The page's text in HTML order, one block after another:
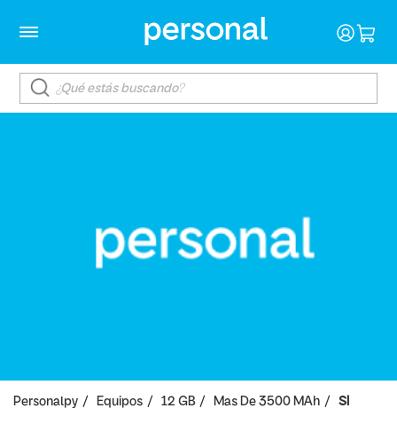
Personalpy Equipos 12 GB Mas De 3500 MAh SI